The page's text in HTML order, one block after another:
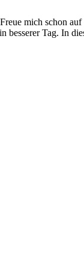
mich schon
Tag. In